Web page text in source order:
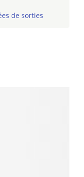
de sorties